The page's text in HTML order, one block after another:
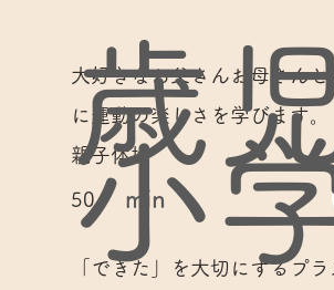
大好きなお父さんお母さんと
に運動の楽しさを学びます。
親子体操
50 min
歳
「できた」を大切にするプ
小